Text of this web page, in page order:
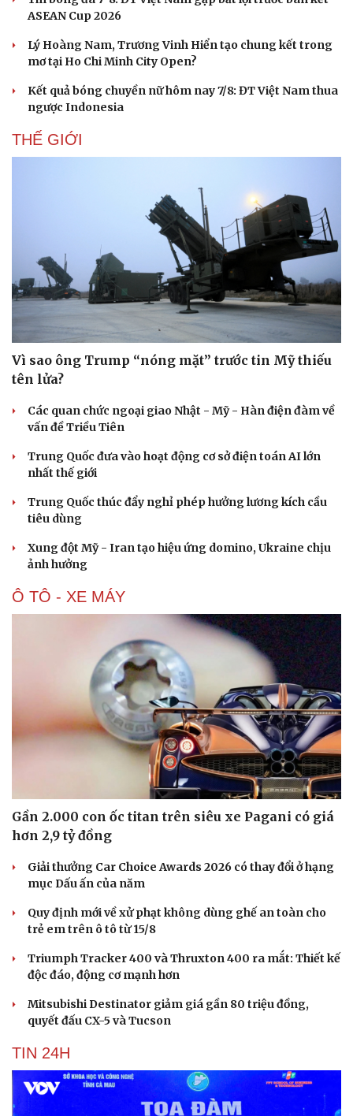
Tư vấn
Săn Tour
check-in
Câu chuyện thời sự
Đọc truyện đêm khuya
Cửa sổ tình yêu
ASEAN Cup 2026
Lý Hoàng Nam, Trương Vinh Hiển tạo chung kết trong
mơ tại Ho Chi Minh City Open?
Kết quả bóng chuyền nữ hôm nay 7/8: ĐT Việt Nam thua
ngược Indonesia
THẾ GIỚI
Vì sao ông Trump “nóng mặt” trước tin Mỹ thiếu
tên lửa?
Các quan chức ngoại giao Nhật - Mỹ - Hàn điện đàm về
vấn đề Triều Tiên
Trung Quốc đưa vào hoạt động cơ sở điện toán AI lớn
nhất thế giới
Trung Quốc thúc đẩy nghỉ phép hưởng lương kích cầu
tiêu dùng
Xung đột Mỹ - Iran tạo hiệu ứng domino, Ukraine chịu
ảnh hưởng
Ô TÔ - XE MÁY
Gần 2.000 con ốc titan trên siêu xe Pagani có giá
hơn 2,9 tỷ đồng
Giải thưởng Car Choice Awards 2026 có thay đổi ở hạng
mục Dấu ấn của năm
Quy định mới về xử phạt không dùng ghế an toàn cho
trẻ em trên ô tô từ 15/8
Triumph Tracker 400 và Thruxton 400 ra mắt: Thiết kế
độc đáo, động cơ mạnh hơn
Mitsubishi Destinator giảm giá gần 80 triệu đồng,
quyết đấu CX-5 và Tucson
TIN 24H